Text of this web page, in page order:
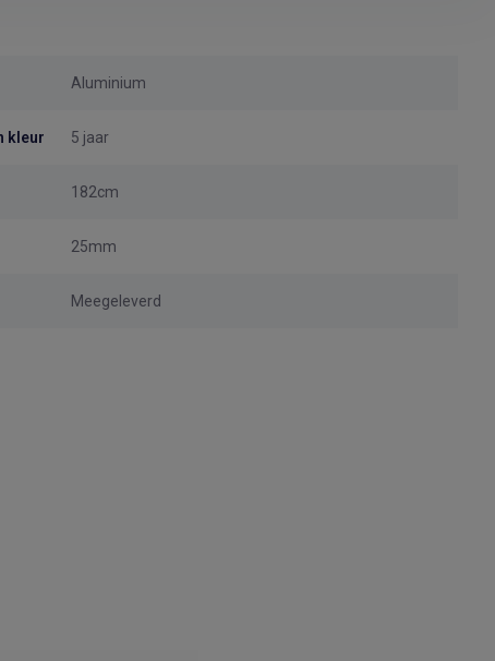
Aluminium
kleur 5 jaar
182cm
25mm
Meegeleverd